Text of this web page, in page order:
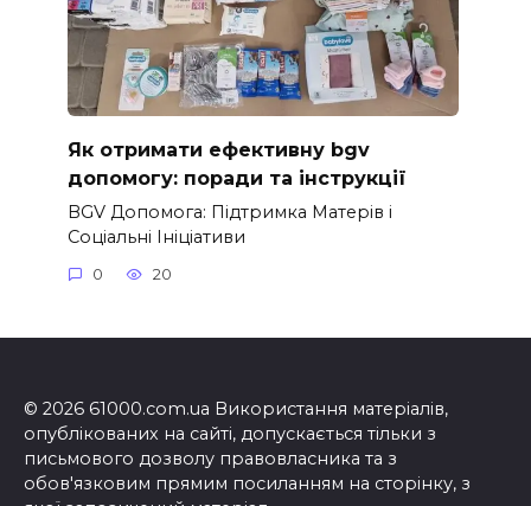
Як отримати ефективну bgv
допомогу: поради та інструкції
BGV Допомога: Підтримка Матерів і
Соціальні Ініціативи
0 20
© 2026 61000.com.ua Використання матеріалів,
опублікованих на сайті, допускається тільки з
письмового дозволу правовласника та з
обов'язковим прямим посиланням на сторінку, з